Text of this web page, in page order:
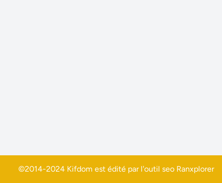
©2014-2024 Kifdom est édité par l'outil seo Ranxplorer